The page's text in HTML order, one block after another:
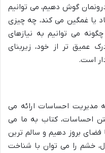
گوش دهیم، می توانیم
یا غمگین می کند، چه چیزی
می توانیم به نیازهای
عمیق تر از خود، زیربنای
است.
مدیریت احساسات ارائه می
احساسات، کتاب به ما می
فضای بروز دهیم و سالم ترین
خشم را می توان با شناخت